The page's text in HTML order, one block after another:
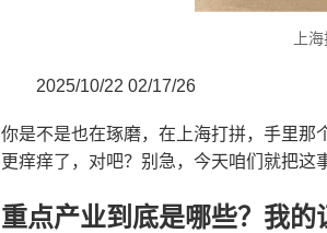
上
2025/10/22 02/17/26
你是不是也在琢磨，在上海打拼，手里那
更痒痒了，对吧？别急，今天咱们就把这
重点产业到底是哪些？我的